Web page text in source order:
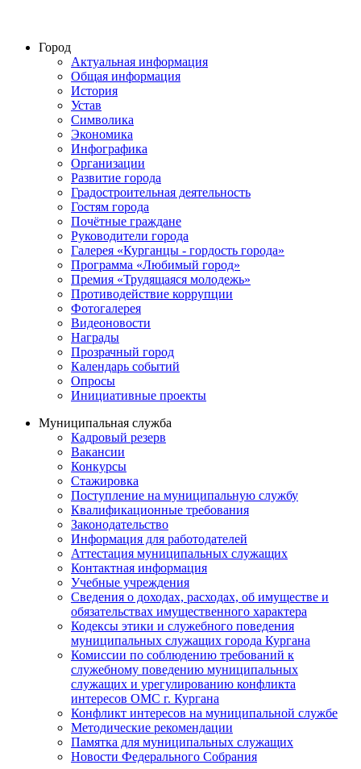
Город
Актуальная информация
Общая информация
История
Устав
Символика
Экономика
Инфографика
Организации
Развитие города
Градостроительная деятельность
Гостям города
Почётные граждане
Руководители города
Галерея «Курганцы - гордость города»
Программа «Любимый город»
Премия «Трудящаяся молодежь»
Противодействие коррупции
Фотогалерея
Видеоновости
Награды
Прозрачный город
Календарь событий
Опросы
Инициативные проекты
Муниципальная служба
Кадровый резерв
Вакансии
Конкурсы
Стажировка
Поступление на муниципальную службу
Квалификационные требования
Законодательство
Информация для работодателей
Аттестация муниципальных служащих
Контактная информация
Учебные учреждения
Сведения о доходах, расходах, об имуществе и
обязательствах имущественного характера
Кодексы этики и служебного поведения
муниципальных служащих города Кургана
Комиссии по соблюдению требований к
служебному поведению муниципальных
служащих и урегулированию конфликта
интересов ОМС г. Кургана
Конфликт интересов на муниципальной службе
Методические рекомендации
Памятка для муниципальных служащих
Новости Федерального Cобрания